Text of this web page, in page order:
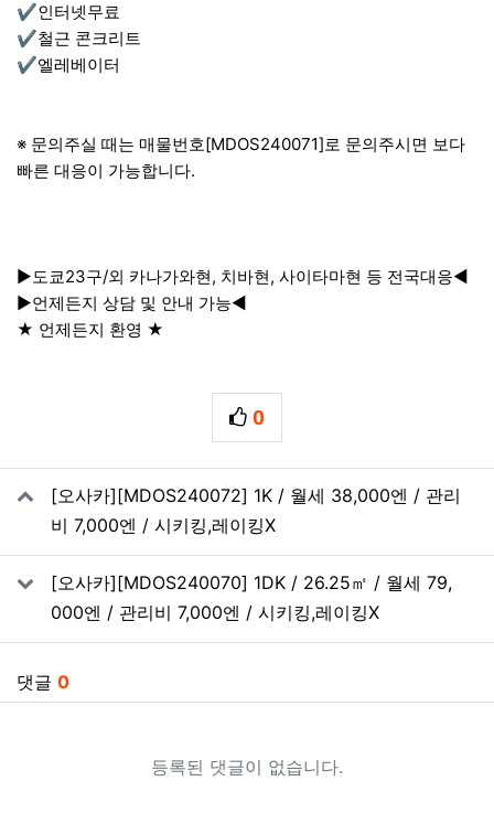
✔인터넷무료
✔철근 콘크리트
✔엘레베이터
※ 문의주실 때는 매물번호[MDOS240071]로 문의주시면 보다
빠른 대응이 가능합니다.
▶도쿄23구/외 카나가와현, 치바현, 사이타마현 등 전국대응◀
▶언제든지 상담 및 안내 가능◀
★ 언제든지 환영 ★
0
추천
관련자료
[오사카][MDOS240072] 1K / 월세 38,000엔 / 관리
비 7,000엔 / 시키킹,레이킹X
[오사카][MDOS240070] 1DK / 26.25㎡ / 월세 79,
000엔 / 관리비 7,000엔 / 시키킹,레이킹X
댓글 0
등록된 댓글이 없습니다.